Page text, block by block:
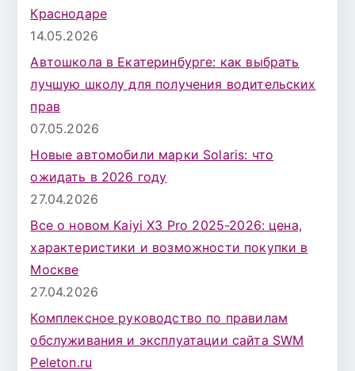
Краснодаре
14.05.2026
Автошкола в Екатеринбурге: как выбрать
лучшую школу для получения водительских
прав
07.05.2026
Новые автомобили марки Solaris: что
ожидать в 2026 году
27.04.2026
Все о новом Kaiyi X3 Pro 2025-2026: цена,
характеристики и возможности покупки в
Москве
27.04.2026
Комплексное руководство по правилам
обслуживания и эксплуатации сайта SWM
Peleton.ru